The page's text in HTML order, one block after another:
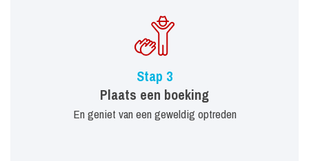
Stap 3
Plaats een boeking
En geniet van een geweldig optreden